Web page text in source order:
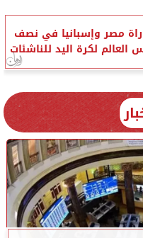
مصر وإسبانيا في نصف
لكرة اليد للناشئات